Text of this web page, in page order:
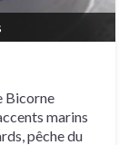
Bicorne
marins
pêche du